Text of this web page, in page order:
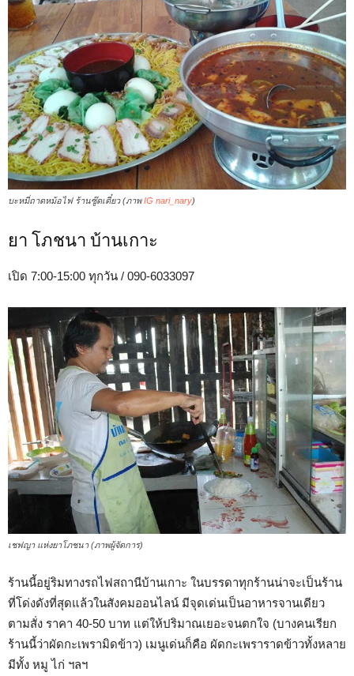
บะหมี่ถาดหม้อไฟ ร้านซู๊ดเตี๋ยว (ภาพIG nari_nary)
ยา โภชนา บ้านเกาะ
เปิด 7:00-15:00 ทุกวัน / 090-6033097
เชฟญา แห่งยาโภชนา (ภาพผู้จัดการ)
ร้านนี้อยู่ริมทางรถไฟสถานีบ้านเกาะ ในบรรดาทุกร้านน่าจะเป็นร้าน
ที่โด่งดังที่สุดแล้วในสังคมออนไลน์ มีจุดเด่นเป็นอาหารจานเดียว
ตามสั่ง ราคา 40-50 บาท แต่ให้ปริมาณเยอะจนตกใจ (บางคนเรียก
ร้านนี้ว่าผัดกะเพรามิดข้าว) เมนูเด่นก็คือ ผัดกะเพราราดข้าวทั้งหลาย
มีทั้ง หมู ไก่ ฯลฯ